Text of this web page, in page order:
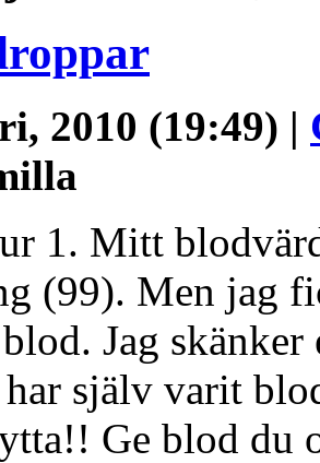
2010 (19:49) |
1. Mitt
(99). Men jag
Jag
själv varit
Ge blod du